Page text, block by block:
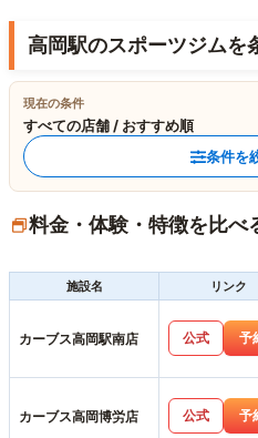
高岡駅のスポーツジムを
現在の条件
すべての店舗 / おすすめ順
条件を
料金・体験・特徴を比べ
施設名
リンク
カーブス高岡駅南店 公式 予
カーブス高岡博労店 公式 予